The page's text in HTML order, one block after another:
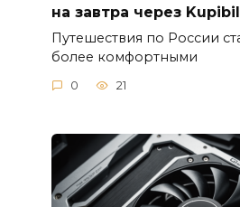
на завтра через
Путешествия по России
более комфортными
0 21